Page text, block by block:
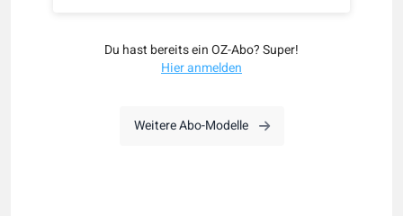
Du hast bereits ein OZ-Abo? Super!
Hier anmelden
Weitere Abo-Modelle